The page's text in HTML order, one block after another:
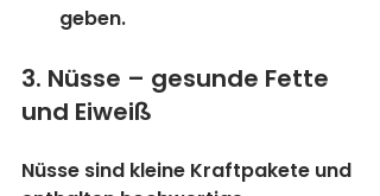
geben.
3. Nüsse – gesunde Fette
und Eiweiß
Nüsse sind kleine Kraftpakete und